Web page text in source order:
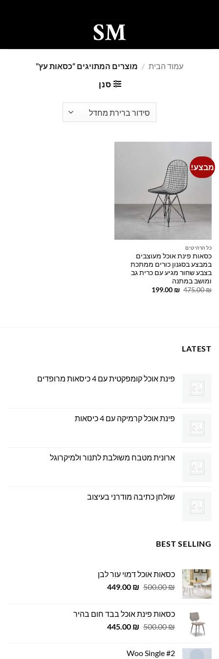
עמוד הבית / מוצרים המתויגים “כסאות עץ”
סנן
מבצע!
כל הרהיטים
כסאות פינת אוכל מעוצבים
במבצע בסגנון כורים ממתכת
בצבע שחור מגיע עם כרית גב
ומושב במתנה
475.00₪
המחיר
199.00 ₪
המחיר
LATEST
פינת אוכל קומפקטית עם 4 כיסאות מרופדים
פינת אוכל קרמיקה עם 4 כיסאות
ארונית מטבח משולבת לתנור ולמיקרוגל
שולחן כתיבה מודרני בעיצוב
BEST SELLING
כסאות אוכל דמוי עור לבן
500.00₪
המחיר
500.00 ₪.
449.00 ₪
המחיר
449.00 ₪.
כסאות פינת אוכל בבד חום בהיר
500.00₪
המחיר
500.00 ₪.
445.00 ₪
המחיר
Woo Single #2